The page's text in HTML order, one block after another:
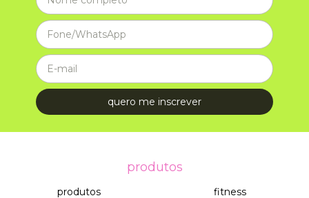
produtos
produtos
fitness